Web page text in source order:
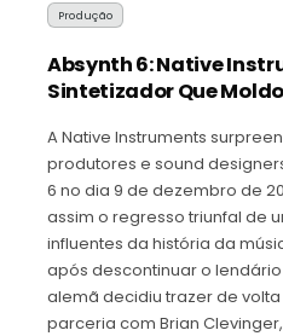
Produção
Absynth 6: Native
Sintetizador Que
A Native Instruments
produtores e sound
6 no dia 9 de dezembro de
assim o regresso triunfal de
influentes da história da
após descontinuar o
alemã decidiu trazer de
parceria com Brian